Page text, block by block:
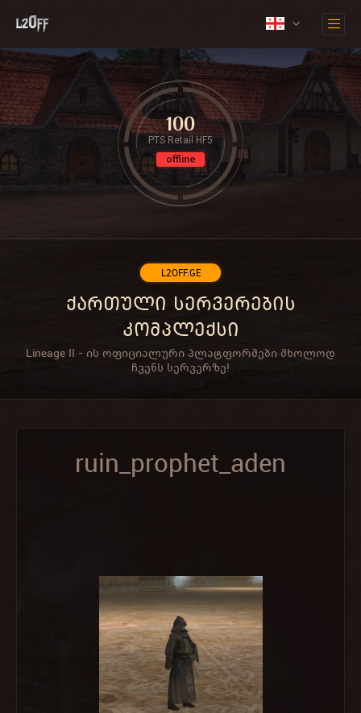
L2OFF.GE
ქართული სერვერების
კომპლექსი
Lineage II - ის ოფიციალური პლატფორმები მხოლოდ
ჩვენს სერვერზე!
100
PTS Retail HF5
offline
ruin_prophet_aden